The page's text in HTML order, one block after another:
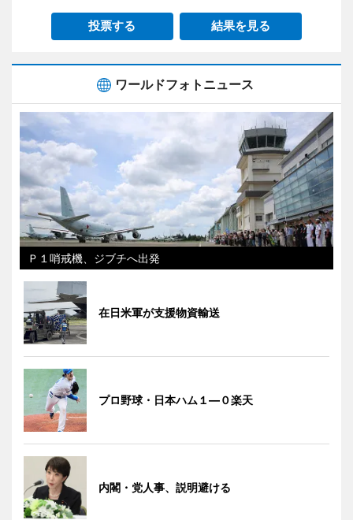
投票する 結果を見る
ワールドフォトニュース
Ｐ１哨戒機、ジブチへ出発
在日米軍が支援物資輸送
プロ野球・日本ハム１―０楽天
内閣・党人事、説明避ける